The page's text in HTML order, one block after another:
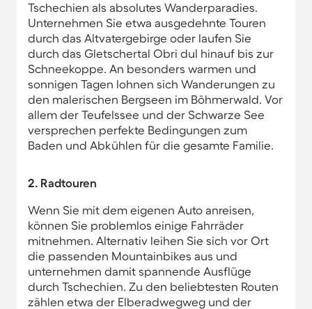
Tschechien als absolutes Wanderparadies.
Unternehmen Sie etwa ausgedehnte Touren
durch das Altvatergebirge oder laufen Sie
durch das Gletschertal Obri dul hinauf bis zur
Schneekoppe. An besonders warmen und
sonnigen Tagen lohnen sich Wanderungen zu
den malerischen Bergseen im Böhmerwald. Vor
allem der Teufelssee und der Schwarze See
versprechen perfekte Bedingungen zum
Baden und Abkühlen für die gesamte Familie.
2. Radtouren
Wenn Sie mit dem eigenen Auto anreisen,
können Sie problemlos einige Fahrräder
mitnehmen. Alternativ leihen Sie sich vor Ort
die passenden Mountainbikes aus und
unternehmen damit spannende Ausflüge
durch Tschechien. Zu den beliebtesten Routen
zählen etwa der Elberadwegweg und der